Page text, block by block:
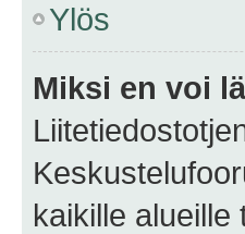
Ylös
Miksi en voi
kaikille